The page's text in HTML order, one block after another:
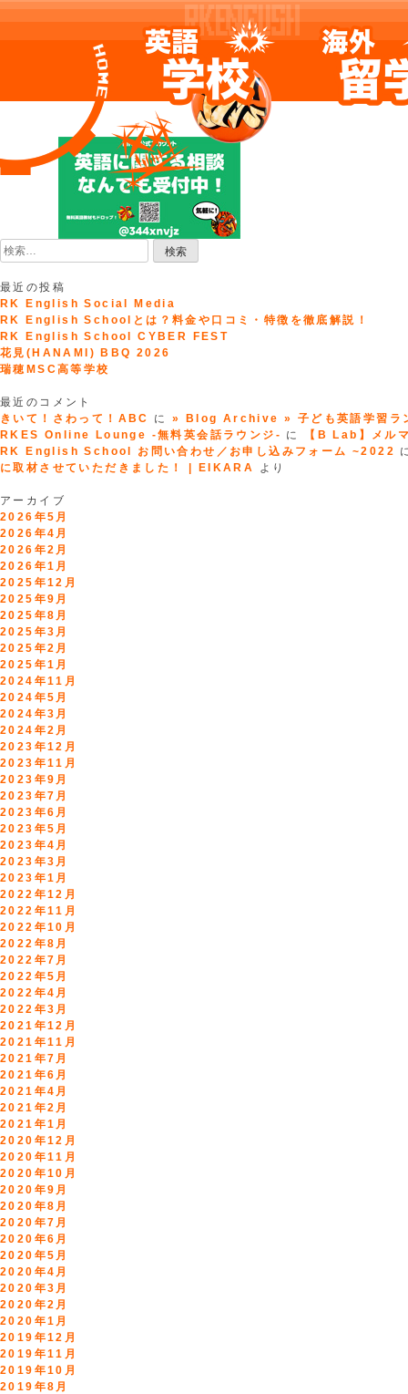
to
content
検
索:
最近の投稿
RK English Social Media
RK English Schoolとは？料金や口コミ・特徴を徹底解説！
RK English School CYBER FEST
花見(HANAMI) BBQ 2026
瑞穂MSC高等学校
最近のコメント
きいて！さわって！ABC
に» Blog Archive » 子ども英語学習ラ
RKES Online Lounge -無料英会話ラウンジ- に
【B Lab】メ
RK English School お問い合わせ／お申し込みフォーム ~2022
に取材させていただきました！ | EIKARA
より
アーカイブ
2026年5月
2026年4月
2026年2月
2026年1月
2025年12月
2025年9月
2025年8月
2025年3月
2025年2月
2025年1月
2024年11月
2024年5月
2024年3月
2024年2月
2023年12月
2023年11月
2023年9月
2023年7月
2023年6月
2023年5月
2023年4月
2023年3月
2023年1月
2022年12月
2022年11月
2022年10月
2022年8月
2022年7月
2022年5月
2022年4月
2022年3月
2021年12月
2021年11月
2021年7月
2021年6月
2021年4月
2021年2月
2021年1月
2020年12月
2020年11月
2020年10月
2020年9月
2020年8月
2020年7月
2020年6月
2020年5月
2020年4月
2020年3月
2020年2月
2020年1月
2019年12月
2019年11月
2019年10月
2019年8月